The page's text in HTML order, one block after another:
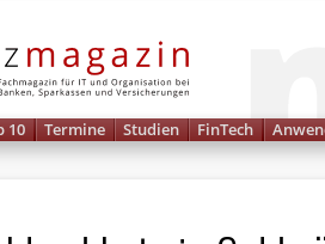
10 Termine Studien FinTech